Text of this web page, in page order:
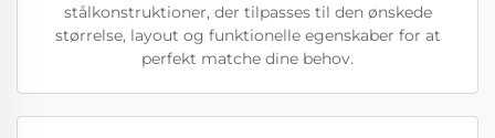
stålkonstruktioner, der tilpasses til den ønskede
størrelse, layout og funktionelle egenskaber for at
perfekt matche dine behov.